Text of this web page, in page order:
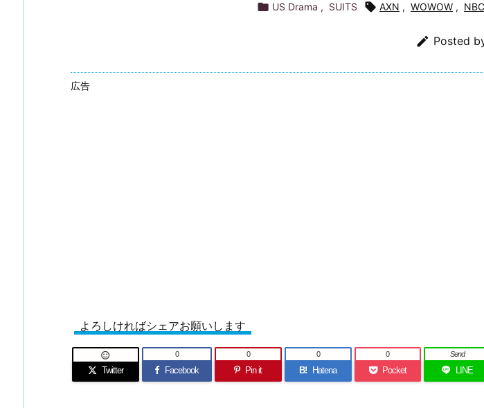
 US Drama , SUITS  AXN , WOWOW , NBC
 Posted
広告
よろしければシェアお願いします
Twitter

Facebook
0
Pin it
0
B! Hatena
0
Pocket
0
LINE
Send